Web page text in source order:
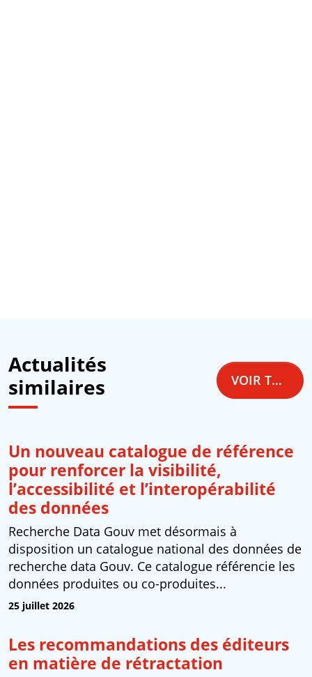
Actualités
similaires
VOIR TOUTES LES ACTUALITÉS
Un nouveau catalogue de référence
pour renforcer la visibilité,
l’accessibilité et l’interopérabilité
des données
Recherche Data Gouv met désormais à
disposition un catalogue national des données de
recherche data Gouv. Ce catalogue référencie les
données produites ou co-produites...
25 juillet 2026
Les recommandations des éditeurs
en matière de rétractation